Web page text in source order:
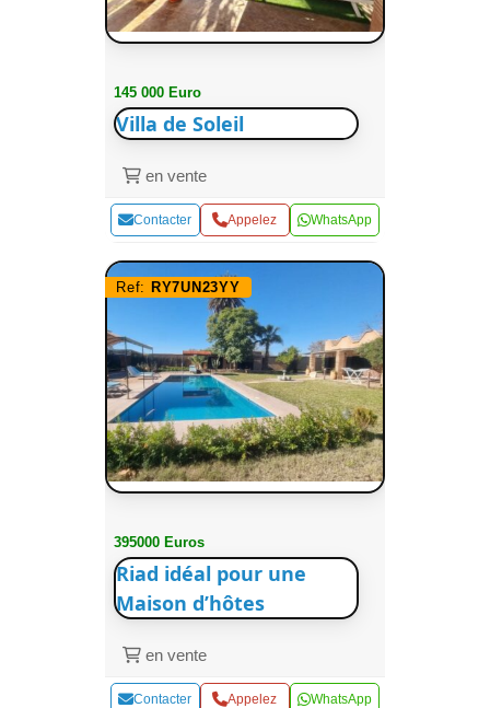
145 000 Euro
Villa de Soleil
en vente
Contacter Appelez WhatsApp
Ref: RY7UN23YY
395000 Euros
Riad idéal pour une
Maison d’hôtes
en vente
Contacter Appelez WhatsApp